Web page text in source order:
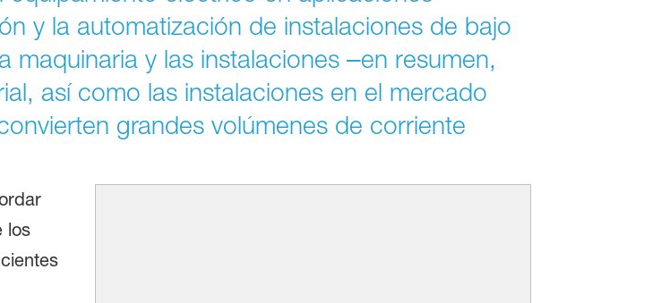
y la automatización de instalaciones de bajo
y las instalaciones ‒en resumen,
así como las instalaciones en el mercado
grandes volúmenes de corriente
los